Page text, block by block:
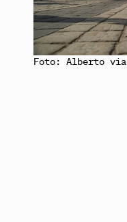
Foto: Alberto via